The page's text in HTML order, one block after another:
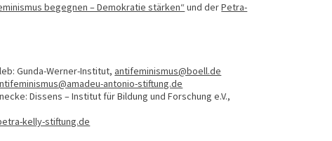
begegnen – Demokratie stärken“ und derPetra-
Gunda-Werner-Institut, antifeminismus@boell.de
antonio-stiftung.de
Dissens – Institut für Bildung und Forschung e.V.,
kelly-stiftung.de